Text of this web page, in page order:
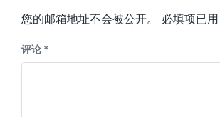
您的邮箱地址不会被公开。 必填项已用
评论 *